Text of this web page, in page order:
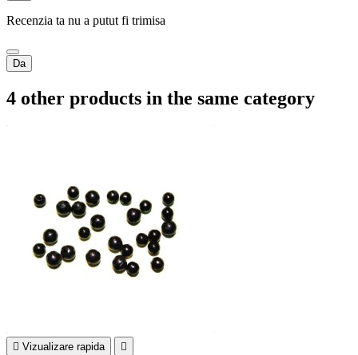
Recenzia ta nu a putut fi trimisa
Da
4 other products in the same category
 Vizualizare rapida 